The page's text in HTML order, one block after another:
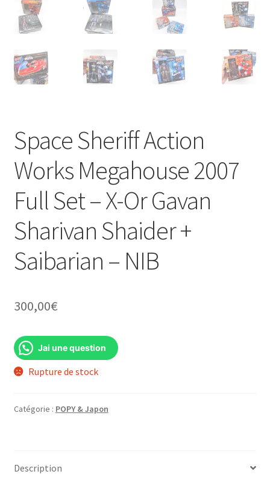
Space Sheriff Action
Works Megahouse 2007
Full Set – X-Or Gavan
Sharivan Shaider +
Saibarian – NIB
300,00€
Jai une question
Rupture de stock
Catégorie : POPY & Japon
Description